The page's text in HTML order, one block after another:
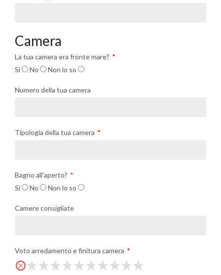
Camera
La tua camera era fronte mare?
Sì
No Non lo so
Numero della tua camera
Tipologia della tua camera
Bagno all'aperto?
Sì
No Non lo so
Camere consigliate
Voto arredamento e finitura camera